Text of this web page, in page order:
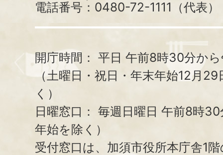
電話番号：0480-72-1111（代表）
開庁時間： 平日 午前8時30分か
（土曜日・祝日・年末年始12月
く）
日曜窓口： 毎週日曜日 午前8時
年始を除く）
受付窓口は、加須市役所本庁舎1